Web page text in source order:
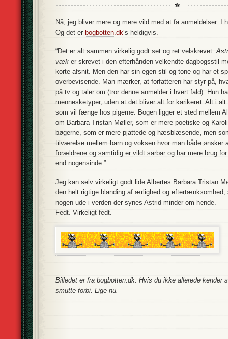
Nå, jeg bliver mere og mere vild med at få anmeldelser. I
Og det er bogbotten.dk‘s heldigvis.
“Det er alt sammen virkelig godt set og ret velskrevet.
væk er skrevet i den efterhånden velkendte dagbogsstil
korte afsnit. Men den har sin egen stil og tone og har et
overbevisende. Man mærker, at forfatteren har styr på,
på tv og taler om (tror denne anmelder i hvert fald). Hun
mennesketyper, uden at det bliver alt for karikeret. Alt i
som vil fænge hos pigerne. Bogen ligger et sted mellem
om Barbara Tristan Møller, som er mere poetiske og
bøgerne, som er mere pjattede og hæsblæsende, men
tilværelse mellem barn og voksen hvor man både ønsker
forældrene og samtidig er vildt sårbar og har mere brug
end nogensinde.”
Jeg kan selv virkeligt godt lide Albertes Barbara Tristan
den helt rigtige blanding af ærlighed og eftertænksomhed,
nogen ude i verden der synes Astrid minder om hende.
Fedt. Virkeligt fedt.
Billedet er fra bogbotten.dk. Hvis du ikke allerede kender
smutte forbi. Lige nu.